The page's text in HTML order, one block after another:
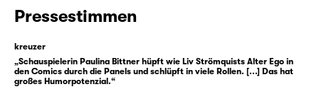
einem Preisschild versehen ist,
nichts ist unberechenbar,
subversiv. Nur Liebe und Kunst.
Und Schönheit. Das
Vorschreiben von dem, was
Pressestimmen
kreuzer
„Schauspielerin Paulina Bittner hüpft wie Liv Strömquists Alter Ego in
den Comics durch die Panels und schlüpft in viele Rollen. [...] Das hat
großes Humorpotenzial.“